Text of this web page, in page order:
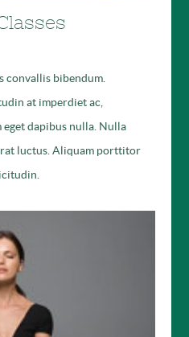
bibendum.
at imperdiet ac,
dapibus nulla. Nulla
luctus. Aliquam porttitor